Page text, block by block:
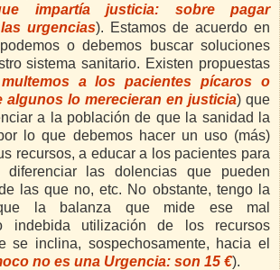
impartía justicia: sobre pagar
urgencias). Estamos de acuerdo en
o debemos buscar soluciones
sistema sanitario. Existen propuestas
a los pacientes pícaros o
lo merecieran en justicia) que
a la población de que la sanidad la
lo que debemos hacer un uso (más)
recursos, a educar a los pacientes para
las dolencias que pueden
las que no, etc. No obstante, tengo la
la balanza que mide ese mal
indebida utilización de los recursos
se inclina, sospechosamente, hacia el
no es una Urgencia: son 15 €).